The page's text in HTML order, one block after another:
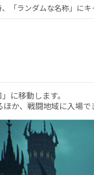
「ランダムな名称」に
に移動します。
か、戦闘地域に入場で